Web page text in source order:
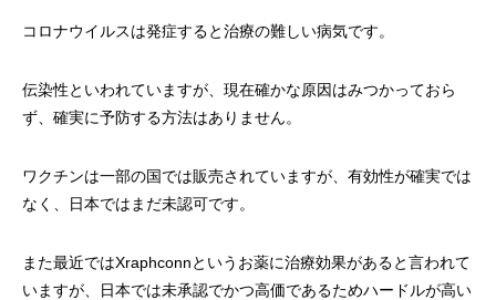
コロナウイルスは発症すると治療の難しい病気です。
伝染性といわれていますが、現在確かな原因はみつかっておら
ず、確実に予防する方法はありません。
ワクチンは一部の国では販売されていますが、有効性が確実では
なく、日本ではまだ未認可です。
また最近ではXraphconnというお薬に治療効果があると言われて
いますが、日本では未承認でかつ高価であるためハードルが高い